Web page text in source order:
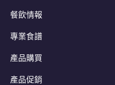
餐飲情報
專業食譜
產品購買
產品促銷